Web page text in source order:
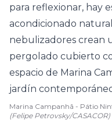
Marina Campanhã - Pátio
(Felipe Petrovsky/CASACOR)